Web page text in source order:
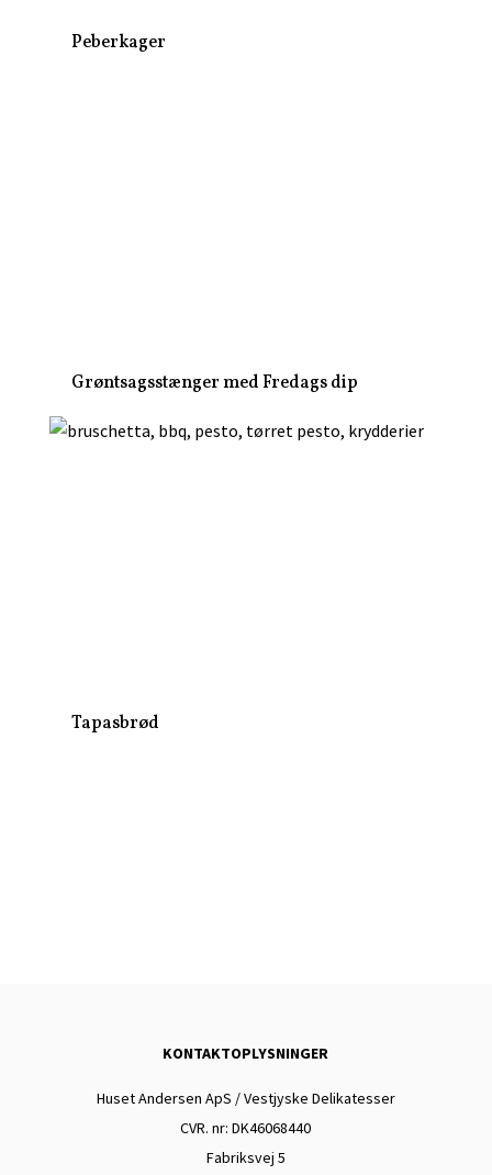
Peberkager
Grøntsagsstænger med Fredags dip
Tapasbrød
KONTAKTOPLYSNINGER
Huset Andersen ApS / Vestjyske Delikatesser
CVR. nr: DK46068440
Fabriksvej 5